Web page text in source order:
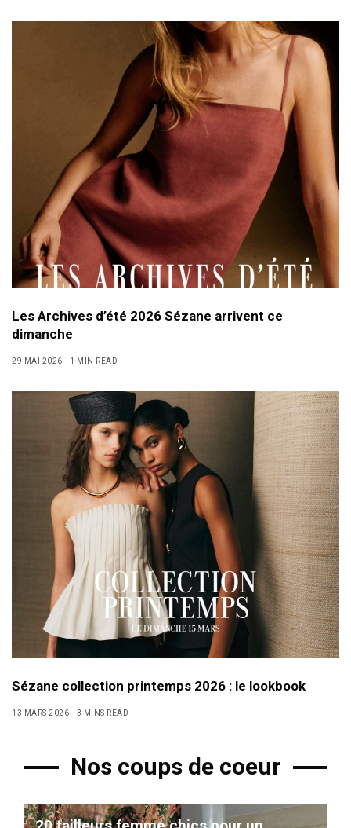
Les Archives d’été 2026 Sézane arrivent ce
dimanche
29 MAI 2026 1 MIN READ
Sézane collection printemps 2026 : le lookbook
13 MARS 2026 3 MINS READ
Nos coups de coeur